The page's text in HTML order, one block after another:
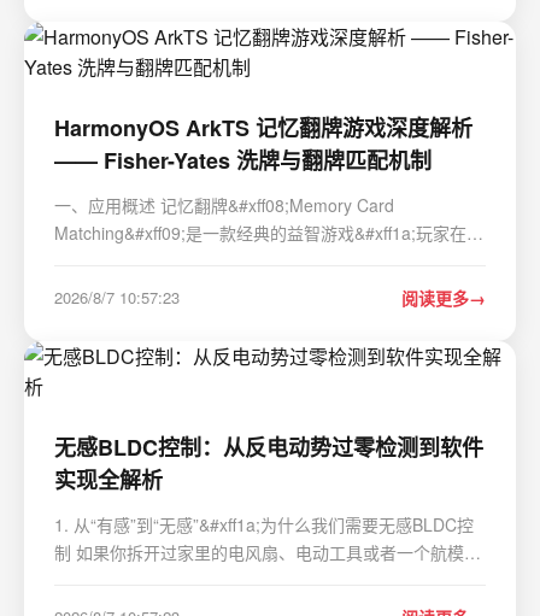
HarmonyOS ArkTS 记忆翻牌游戏深度解析
—— Fisher-Yates 洗牌与翻牌匹配机制
一、应用概述 记忆翻牌&#xff08;Memory Card
Matching&#xff09;是一款经典的益智游戏&#xff1a;玩家在网
的卡片即可得分。本项目基于 HarmonyOS ArkTS 框架实
2026/8/7 10:57:23 阅读更多
无感BLDC控制：从反电动势过零检测到软件
实现全解析
1. 从“有感”到“无感”&#xff1a;为什么我们需要无感BLDC控
制 如果你拆开过家里的电风扇、电动工具或者一个航模
&#xff0c;电机上没有常见的电刷和换向器结构&#xff0c;这就